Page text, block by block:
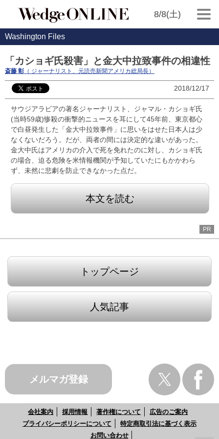
8/8(土)
Washington Files
「カショギ氏殺害」と金大中拉致事件の相違性
斎藤 彰 （ ジャーナリスト、元読売新聞アメリカ総局長）
2018/12/17
サウジアラビアの著名ジャーナリスト、ジャマル・カショギ氏
(当時59歳)惨殺の衝撃的ニュースを耳にして45年前、東京都心
で白昼発生した「金大中拉致事件」に思いをはせた日本人は少
なくないだろう。だが、両者の間には決定的な違いがあった。
金大中氏はアメリカの介入で死を免れたのに対し、カショギ氏
の場合、迫る危険を米情報機関が予知していたにもかかわら
ず、未然に悲劇を防止できなかった点だ。
本文を読む
PR
トップページ
人気記事
メルマガ登録
会社案内 採用情報 著作権について
広告のご案内
プライバシーポリシーについて
特定商取引法に基づく表示
お問い合わせ